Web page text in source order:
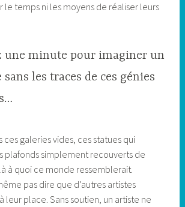
temps ni les moyens de réaliser leurs
une minute pour imaginer un
sans les traces de ces génies
ces galeries vides, ces statues qui
plafonds simplement recouverts de
à quoi ce monde ressemblerait.
pas dire que d’autres artistes
leur place. Sans soutien, un artiste ne